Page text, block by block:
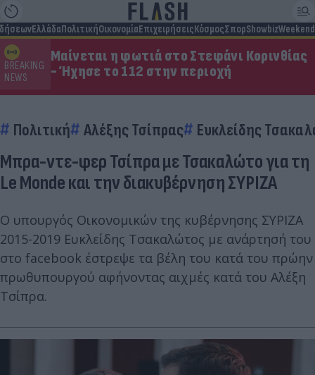
ΕλλάδαΠολιτικήΟικονομίαΕπιχειρήσειςΚόσμοςΣπορShowbizWeekend
BREAKING
NEWS
Μαίνεται η φωτιά στο Στεφάνι Κορινθίας
- Ήχησε το 112 στην περιοχή
Πολιτική Αλέξης Τσίπρας Ευκλείδης
Μπρα-ντε-φερ Τσίπρα με Τσακαλώτο για τη
Le Monde και την διακυβέρνηση ΣΥΡΙΖΑ
Ο υπουργός Οικονομικών της κυβέρνησης ΣΥΡΙΖΑ
2015-2019 Ευκλείδης Τσακαλώτος με ανάρτησή του
στο facebook έστρεψε τα βέλη του κατά του πρώην
πρωθυπουργού αφήνοντας αιχμές κατά του Αλέξη
Τσίπρα.